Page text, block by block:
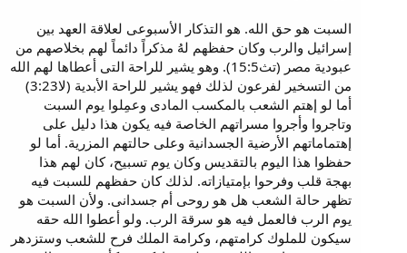
السبت هو حق الله. هو التذكار الأسبوعى لعلاقة العهد بين
إسرائيل والرب وكان حفظهم لهُ مذكراً دائماً لهم بخلاصهم من
عبودية مصر (تث15:5). وهو يشير للراحة التى أعطاها لهم الله
من التسخير لفرعون لذلك فهو يشير للراحة الأبدية (لا3:23)
أما لو إهتم الشعب بالمكسب المادى وعمِلوا يوم السبت
وتاجروا وأجروا مسراتهم الخاصة فيه يكون هذا دليل على
إهتماماتهم الأرضية الجسدانية وعلى حالتهم المزرية. أما لو
حفظوا هذا اليوم بالتقديس وكان يوم تسبيح، كان لهم هذا
بهجة قلب وفرحوا بإمتيازاته. لذلك كان حفظهم للسبت فيه
تظهر حالة الشعب هل هو روحى أم جسدانى. ولأن السبت هو
يوم الرب فالعمل فيه هو سرقة الرب. ولو أعطوا الله حقه
سيكون للملوك كرامتهم، وكرامة الملك فرح للشعب وستزدهر